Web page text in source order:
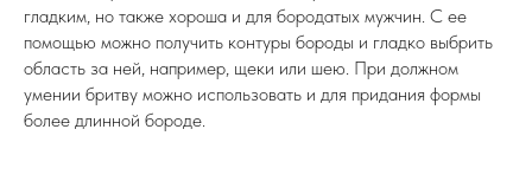
гладким, но также хороша и для бородатых мужчин. С ее
помощью можно получить контуры бороды и гладко выбрить
область за ней, например, щеки или шею. При должном
умении бритву можно использовать и для придания формы
более длинной бороде.